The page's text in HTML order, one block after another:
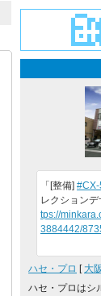
「[整備]
レクションデ
tps://
3884442/
ハセ・プロ [ 大
ハセ・プロはシ